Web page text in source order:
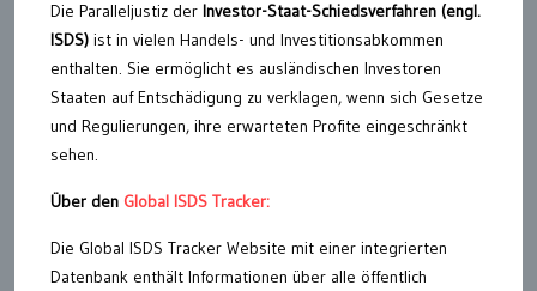
Die Paralleljustiz der Investor-Staat-Schiedsverfahren (engl.
ISDS) ist in vielen Handels- und Investitionsabkommen
enthalten. Sie ermöglicht es ausländischen Investoren
Staaten auf Entschädigung zu verklagen, wenn sich Gesetze
und Regulierungen, ihre erwarteten Profite eingeschränkt
sehen.
Über den Global ISDS Tracker:
Die Global ISDS Tracker Website mit einer integrierten
Datenbank enthält Informationen über alle öffentlich